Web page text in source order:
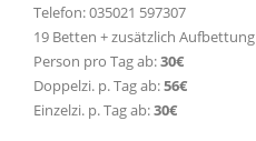
Telefon: 035021 597307
19 Betten + zusätzlich Aufbettung
Person pro Tag ab:30€
Doppelzi. p. Tag ab:56€
Einzelzi. p. Tag ab:30€